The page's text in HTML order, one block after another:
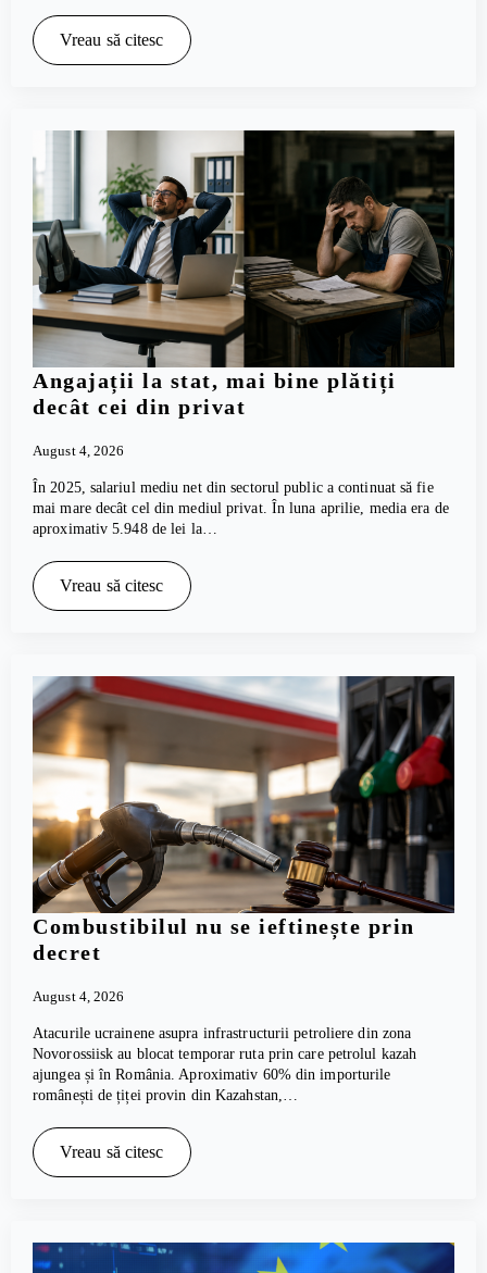
Vreau să citesc
Angajații la stat, mai bine plătiți
decât cei din privat
August 4, 2026
În 2025, salariul mediu net din sectorul public a continuat să fie
mai mare decât cel din mediul privat. În luna aprilie, media era de
aproximativ 5.948 de lei la…
Vreau să citesc
Combustibilul nu se ieftinește prin
decret
August 4, 2026
Atacurile ucrainene asupra infrastructurii petroliere din zona
Novorossiisk au blocat temporar ruta prin care petrolul kazah
ajungea și în România. Aproximativ 60% din importurile
românești de țiței provin din Kazahstan,…
Vreau să citesc